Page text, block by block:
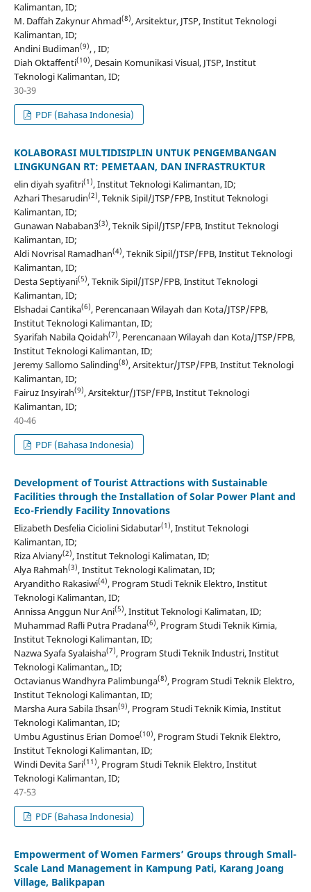
Kalimantan, ID;
M. Daffah Zakynur Ahmad(8), Arsitektur, JTSP, Institut Teknologi
Kalimantan, ID;
Andini Budiman(9), , ID;
Diah Oktaffenti(10), Desain Komunikasi Visual, JTSP, Institut
Teknologi Kalimantan, ID;
30-39
PDF (Bahasa Indonesia)
KOLABORASI MULTIDISIPLIN UNTUK PENGEMBANGAN
LINGKUNGAN RT: PEMETAAN, DAN INFRASTRUKTUR
elin diyah syafitri(1), Institut Teknologi Kalimantan, ID;
Azhari Thesarudin(2), Teknik Sipil/JTSP/FPB, Institut Teknologi
Kalimantan, ID;
Gunawan Nababan3(3), Teknik Sipil/JTSP/FPB, Institut Teknologi
Kalimantan, ID;
Aldi Novrisal Ramadhan(4), Teknik Sipil/JTSP/FPB, Institut Teknologi
Kalimantan, ID;
Desta Septiyani(5), Teknik Sipil/JTSP/FPB, Institut Teknologi
Kalimantan, ID;
Elshadai Cantika(6), Perencanaan Wilayah dan Kota/JTSP/FPB,
Institut Teknologi Kalimantan, ID;
Syarifah Nabila Qoidah(7), Perencanaan Wilayah dan Kota/JTSP/FPB,
Institut Teknologi Kalimantan, ID;
Jeremy Sallomo Salinding(8), Arsitektur/JTSP/FPB, Institut Teknologi
Kalimantan, ID;
Fairuz Insyirah(9), Arsitektur/JTSP/FPB, Institut Teknologi
Kalimantan, ID;
40-46
PDF (Bahasa Indonesia)
Development of Tourist Attractions with Sustainable
Facilities through the Installation of Solar Power Plant and
Eco-Friendly Facility Innovations
Elizabeth Desfelia Ciciolini Sidabutar(1), Institut Teknologi
Kalimantan, ID;
Riza Alviany(2), Institut Teknologi Kalimatan, ID;
Alya Rahmah(3), Institut Teknologi Kalimatan, ID;
Aryanditho Rakasiwi(4), Program Studi Teknik Elektro, Institut
Teknologi Kalimantan, ID;
Annissa Anggun Nur Ani(5), Institut Teknologi Kalimatan, ID;
Muhammad Rafli Putra Pradana(6), Program Studi Teknik Kimia,
Institut Teknologi Kalimantan, ID;
Nazwa Syafa Syalaisha(7), Program Studi Teknik Industri, Institut
Teknologi Kalimantan,, ID;
Octavianus Wandhyra Palimbunga(8), Program Studi Teknik Elektro,
Institut Teknologi Kalimantan, ID;
Marsha Aura Sabila Ihsan(9), Program Studi Teknik Kimia, Institut
Teknologi Kalimantan, ID;
Umbu Agustinus Erian Domoe(10), Program Studi Teknik Elektro,
Institut Teknologi Kalimantan, ID;
Windi Devita Sari(11), Program Studi Teknik Elektro, Institut
Teknologi Kalimantan, ID;
47-53
PDF (Bahasa Indonesia)
Empowerment of Women Farmers’ Groups through Small-
Scale Land Management in Kampung Pati, Karang Joang
Village, Balikpapan